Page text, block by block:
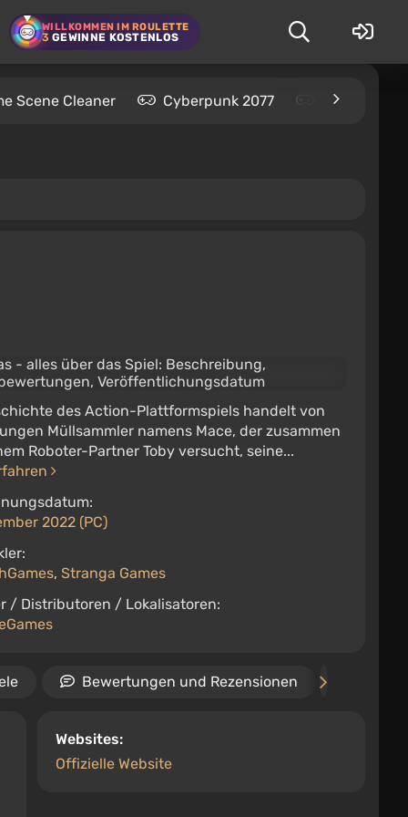
WILLKOMMEN IM ROULETTE
3 GEWINNE KOSTENLOS
Scene Cleaner Cyberpunk 2077 Kingdom
des Action-Plattformspiels handelt von
Müllsammler namens Mace, der zusammen
Roboter-Partner Toby versucht, seine...
2022 (PC)
,Stranga Games
/ Distributoren / Lokalisatoren:
Bewertungen und Rezensionen
Websites:
Offizielle Website